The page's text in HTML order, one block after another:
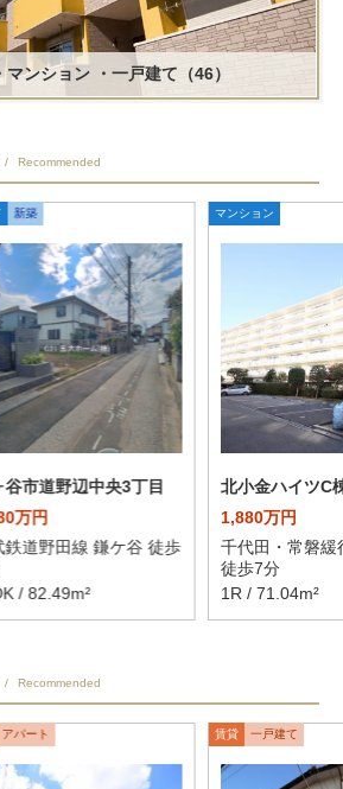
マンション ・一戸建て（46）
Recommended
新築
谷市道野辺中央3丁目
万円
鉄道野田線 鎌ケ谷 徒歩
/ 82.49m²
マンション
北小金ハイツC
1,880万円
千代田・常磐緩
徒歩7分
1R / 71.04m²
Recommended
アパート 賃貸 一戸建て